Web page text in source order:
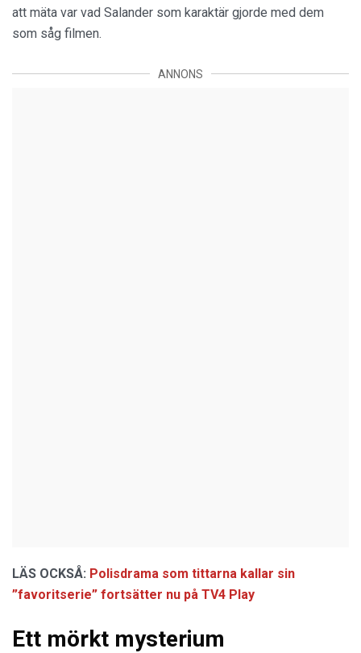
att mäta var vad Salander som karaktär gjorde med dem
som såg filmen.
ANNONS
LÄS OCKSÅ: Polisdrama som tittarna kallar sin
”favoritserie” fortsätter nu på TV4 Play
Ett mörkt mysterium